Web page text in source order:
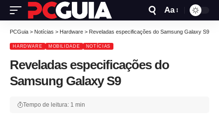
Aa
PCGuia > Notícias > Hardware > Reveladas especificações do Samsung Galaxy S9
HARDWARE MOBILIDADE NOTÍCIAS
Reveladas especificações do
Samsung Galaxy S9
Tempo de leitura: 1 min